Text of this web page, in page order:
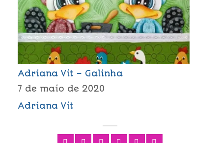
Adriana Vit – Galinha
7 de maio de 2020
Adriana Vit